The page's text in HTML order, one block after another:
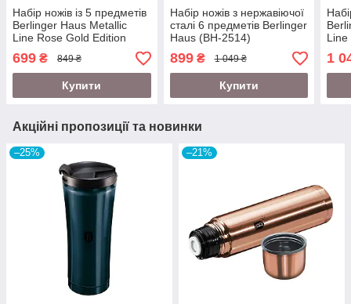
Набір ножів із 5 предметів
Berlinger Haus Metallic
Line Rose Gold Edition
(BH-2612)
699 ₴ 849 ₴
Купити
Набір ножів з нержавіючої
сталі 6 предметів Berlinger
Haus (BH-2514)
899₴ 1 049 ₴
Купити
Line
1
Акційні пропозиції та новинки
–25% –21%